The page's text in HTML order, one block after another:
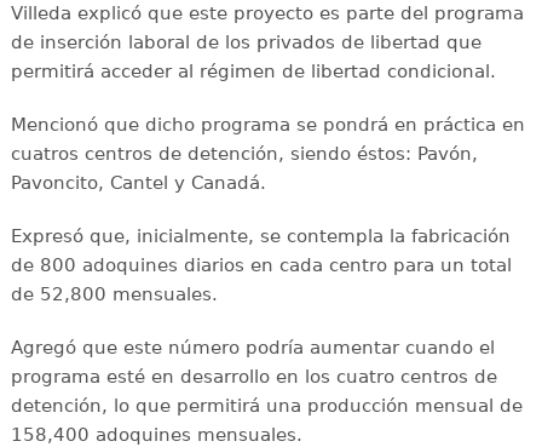
Villeda explicó que este proyecto es parte del programa
de inserción laboral de los privados de libertad que
permitirá acceder al régimen de libertad condicional.
Mencionó que dicho programa se pondrá en práctica en
cuatros centros de detención, siendo éstos: Pavón,
Pavoncito, Cantel y Canadá.
Expresó que, inicialmente, se contempla la fabricación
de 800 adoquines diarios en cada centro para un total
de 52,800 mensuales.
Agregó que este número podría aumentar cuando el
programa esté en desarrollo en los cuatro centros de
detención, lo que permitirá una producción mensual de
158,400 adoquines mensuales.